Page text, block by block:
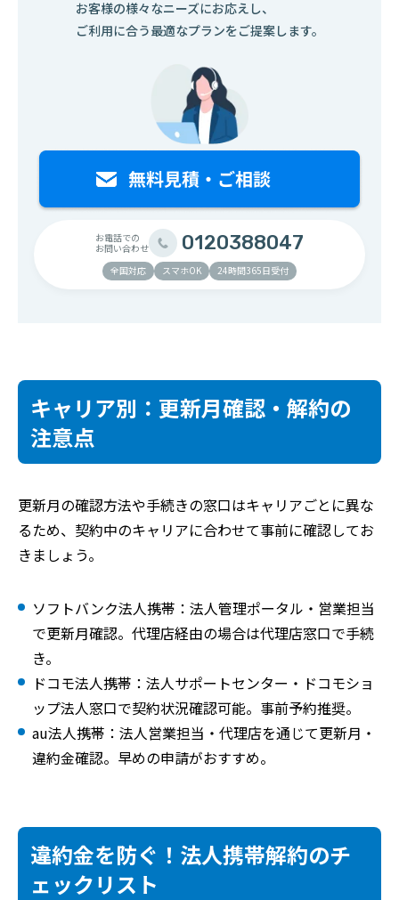
お客様の様々なニーズにお応えし、
ご利用に合う最適なプランをご提案します。
お電話での
お問い合わせ
0120388047
全国対応 スマホOK 24時間365日受付
キャリア別：更新月確認・解約の
注意点
更新月の確認方法や手続きの窓口はキャリアごとに異な
るため、契約中のキャリアに合わせて事前に確認してお
きましょう。
ソフトバンク法人携帯：法人管理ポータル・営業担当
で更新月確認。代理店経由の場合は代理店窓口で手続
き。
ドコモ法人携帯：法人サポートセンター・ドコモショ
ップ法人窓口で契約状況確認可能。事前予約推奨。
au法人携帯：法人営業担当・代理店を通じて更新月・
違約金確認。早めの申請がおすすめ。
違約金を防ぐ！法人携帯解約のチ
ェックリスト